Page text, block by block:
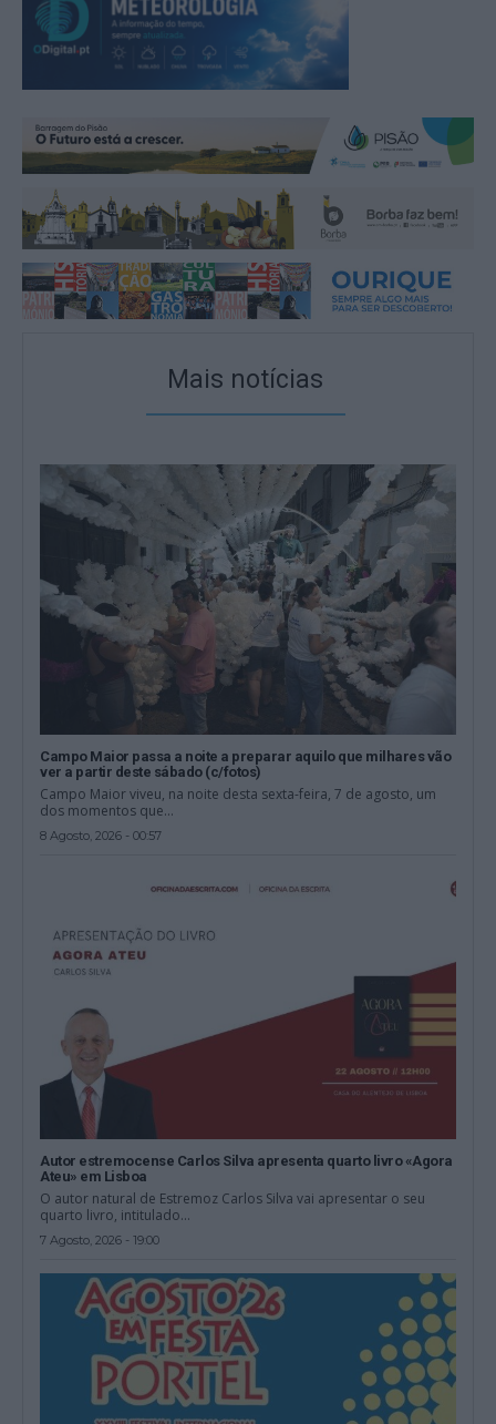
Mais notícias
Campo Maior passa a noite a preparar aquilo que milhares vão
ver a partir deste sábado (c/fotos)
Campo Maior viveu, na noite desta sexta-feira, 7 de agosto, um
dos momentos que...
8 Agosto, 2026 - 00:57
Autor estremocense Carlos Silva apresenta quarto livro «Agora
Ateu» em Lisboa
O autor natural de Estremoz Carlos Silva vai apresentar o seu
quarto livro, intitulado...
7 Agosto, 2026 - 19:00